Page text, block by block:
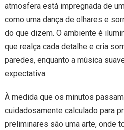
atmosfera está impregnada de
como uma dança de olhares e
do que dizem. O ambiente é
que realça cada detalhe e cria
paredes, enquanto a música
expectativa.
À medida que os minutos
cuidadosamente calculado para
preliminares são uma arte, onde